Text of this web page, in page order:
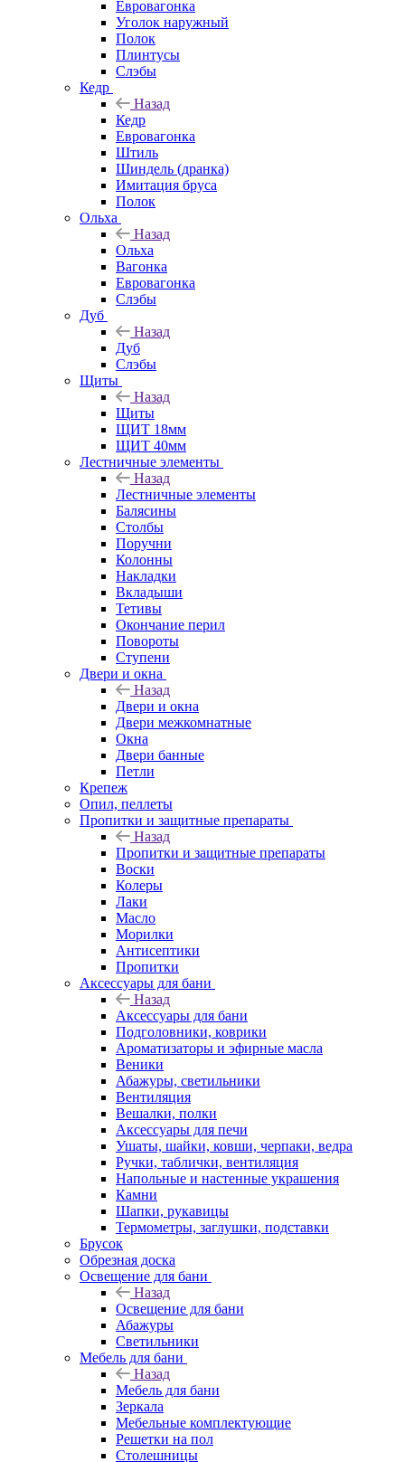
Евровагонка
Уголок наружный
Полок
Плинтусы
Слэбы
Кедр
Назад
Кедр
Евровагонка
Штиль
Шиндель (дранка)
Имитация бруса
Полок
Ольха
Назад
Ольха
Вагонка
Евровагонка
Слэбы
Дуб
Назад
Дуб
Слэбы
Щиты
Назад
Щиты
ЩИТ 18мм
ЩИТ 40мм
Лестничные элементы
Назад
Лестничные элементы
Балясины
Столбы
Поручни
Колонны
Накладки
Вкладыши
Тетивы
Окончание перил
Повороты
Ступени
Двери и окна
Назад
Двери и окна
Двери межкомнатные
Окна
Двери банные
Петли
Крепеж
Опил, пеллеты
Пропитки и защитные препараты
Назад
Пропитки и защитные препараты
Воски
Колеры
Лаки
Масло
Морилки
Антисептики
Пропитки
Аксессуары для бани
Назад
Аксессуары для бани
Подголовники, коврики
Ароматизаторы и эфирные масла
Веники
Абажуры, светильники
Вентиляция
Вешалки, полки
Аксессуары для печи
Ушаты, шайки, ковши, черпаки, ведра
Ручки, таблички, вентиляция
Напольные и настенные украшения
Камни
Шапки, рукавицы
Термометры, заглушки, подставки
Брусок
Обрезная доска
Освещение для бани
Назад
Освещение для бани
Абажуры
Светильники
Мебель для бани
Назад
Мебель для бани
Зеркала
Мебельные комплектующие
Решетки на пол
Столешницы